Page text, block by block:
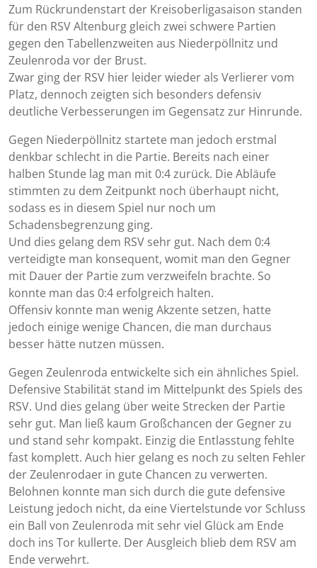
Zum Rückrundenstart der Kreisoberligasaison standen
für den RSV Altenburg gleich zwei schwere Partien
gegen den Tabellenzweiten aus Niederpöllnitz und
Zeulenroda vor der Brust.
Zwar ging der RSV hier leider wieder als Verlierer vom
Platz, dennoch zeigten sich besonders defensiv
deutliche Verbesserungen im Gegensatz zur Hinrunde.
Gegen Niederpöllnitz startete man jedoch erstmal
denkbar schlecht in die Partie. Bereits nach einer
halben Stunde lag man mit 0:4 zurück. Die Abläufe
stimmten zu dem Zeitpunkt noch überhaupt nicht,
sodass es in diesem Spiel nur noch um
Schadensbegrenzung ging.
Und dies gelang dem RSV sehr gut. Nach dem 0:4
verteidigte man konsequent, womit man den Gegner
mit Dauer der Partie zum verzweifeln brachte. So
konnte man das 0:4 erfolgreich halten.
Offensiv konnte man wenig Akzente setzen, hatte
jedoch einige wenige Chancen, die man durchaus
besser hätte nutzen müssen.
Gegen Zeulenroda entwickelte sich ein ähnliches Spiel.
Defensive Stabilität stand im Mittelpunkt des Spiels des
RSV. Und dies gelang über weite Strecken der Partie
sehr gut. Man ließ kaum Großchancen der Gegner zu
und stand sehr kompakt. Einzig die Entlasstung fehlte
fast komplett. Auch hier gelang es noch zu selten Fehler
der Zeulenrodaer in gute Chancen zu verwerten.
Belohnen konnte man sich durch die gute defensive
Leistung jedoch nicht, da eine Viertelstunde vor Schluss
ein Ball von Zeulenroda mit sehr viel Glück am Ende
doch ins Tor kullerte. Der Ausgleich blieb dem RSV am
Ende verwehrt.